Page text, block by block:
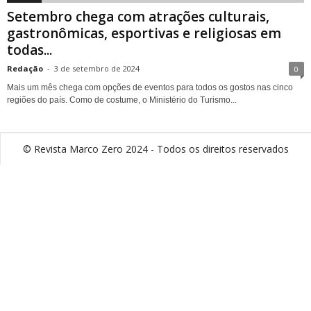
Setembro chega com atrações culturais,
gastronômicas, esportivas e religiosas em
todas...
Redação - 3 de setembro de 2024 0
Mais um mês chega com opções de eventos para todos os gostos nas cinco
regiões do país. Como de costume, o Ministério do Turismo...
© Revista Marco Zero 2024 - Todos os direitos reservados